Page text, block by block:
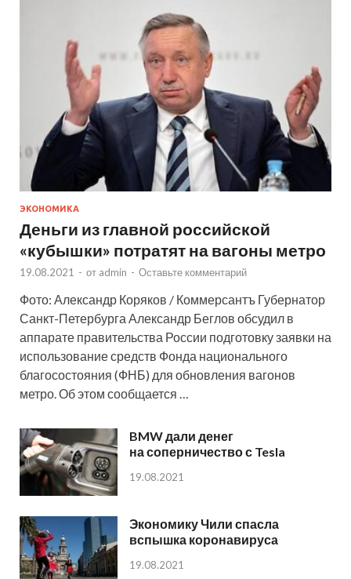
ЭКОНОМИКА
Деньги из главной российской
«кубышки» потратят на вагоны метро
19.08.2021 - от admin - Оставьте комментарий
Фото: Александр Коряков / Коммерсантъ Губернатор
Санкт-Петербурга Александр Беглов обсудил в
аппарате правительства России подготовку заявки на
использование средств Фонда национального
благосостояния (ФНБ) для обновления вагонов
метро. Об этом сообщается …
BMW дали денег
на соперничество с Tesla
19.08.2021
Экономику Чили спасла
вспышка коронавируса
19.08.2021